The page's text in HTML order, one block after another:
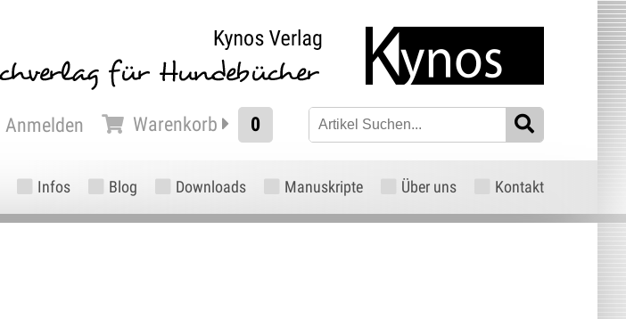
Anmelden Warenkorb 0
Infos Blog Downloads Manuskripte Über uns Kontakt